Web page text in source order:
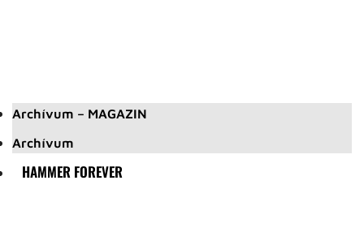
Archívum – MAGAZIN
Archívum
HAMMER FOREVER